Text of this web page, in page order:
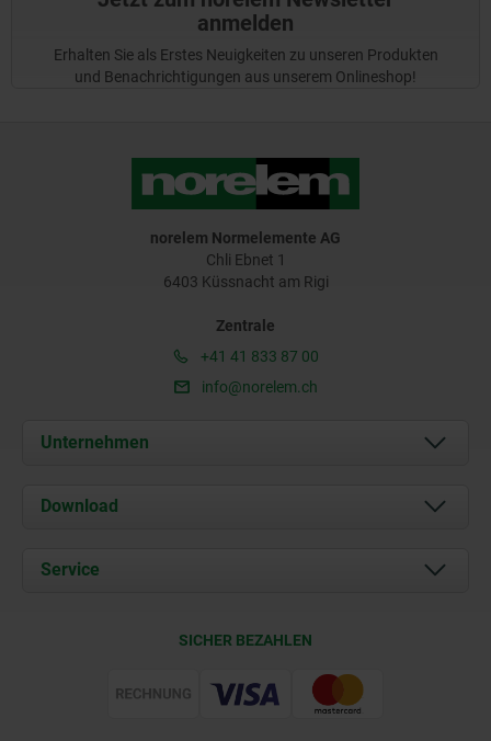
anmelden
Erhalten Sie als Erstes Neuigkeiten zu unseren Produkten
und Benachrichtigungen aus unserem Onlineshop!
norelem Normelemente AG
Chli Ebnet 1
6403 Küssnacht am Rigi
Zentrale
+41 41 833 87 00
info@norelem.ch
Unternehmen
Über uns
Kontakt
Download
Dokumente
Service
SICHER BEZAHLEN